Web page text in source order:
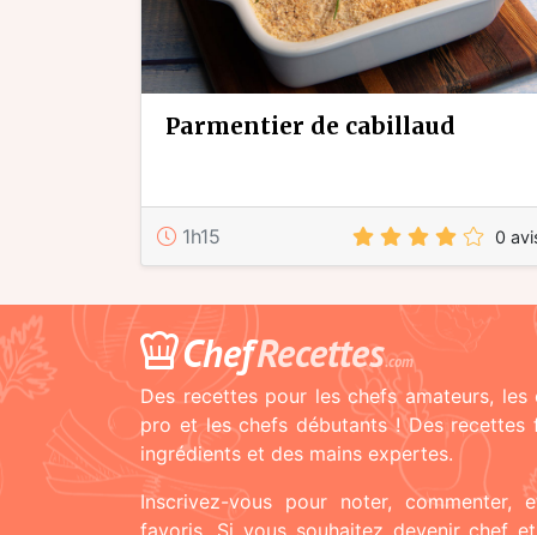
parmentier de cabillaud
1h15 0
ChefRecettes.com
Des recettes pour les chefs amateurs, les
pro et les chefs débutants ! Des recettes
ingrédients et des mains expertes.
Inscrivez-vous pour noter, commenter,
favoris. Si vous souhaitez devenir chef